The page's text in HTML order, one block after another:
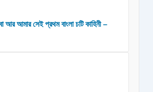
আর আমার সেই প্রথম বাংলা চটি কাহিনী –